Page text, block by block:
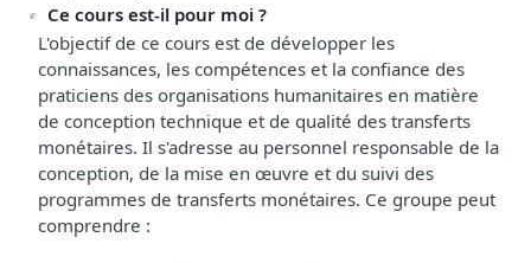
Ce cours est-il pour moi ?
L'objectif de ce cours est de développer les
connaissances, les compétences et la confiance des
praticiens des organisations humanitaires en matière
de conception technique et de qualité des transferts
monétaires. Il s'adresse au personnel responsable de la
conception, de la mise en œuvre et du suivi des
programmes de transferts monétaires. Ce groupe peut
comprendre :